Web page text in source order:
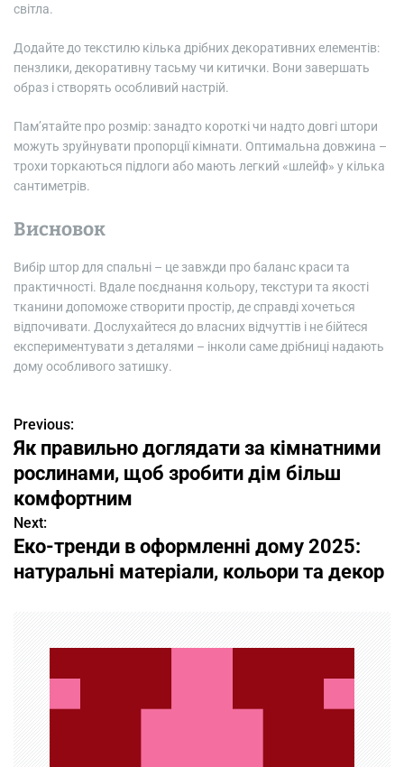
світла.
Додайте до текстилю кілька дрібних декоративних елементів:
пензлики, декоративну тасьму чи китички. Вони завершать
образ і створять особливий настрій.
Пам’ятайте про розмір: занадто короткі чи надто довгі штори
можуть зруйнувати пропорції кімнати. Оптимальна довжина –
трохи торкаються підлоги або мають легкий «шлейф» у кілька
сантиметрів.
Висновок
Вибір штор для спальні – це завжди про баланс краси та
практичності. Вдале поєднання кольору, текстури та якості
тканини допоможе створити простір, де справді хочеться
відпочивати. Дослухайтеся до власних відчуттів і не бійтеся
експериментувати з деталями – інколи саме дрібниці надають
дому особливого затишку.
Н
а
в
и
г
Previous:
Як правильно доглядати за кімнатними
рослинами, щоб зробити дім більш
комфортним
Next:
Еко-тренди в оформленні дому 2025:
натуральні матеріали, кольори та декор